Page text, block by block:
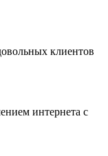
клиентов
интернета с